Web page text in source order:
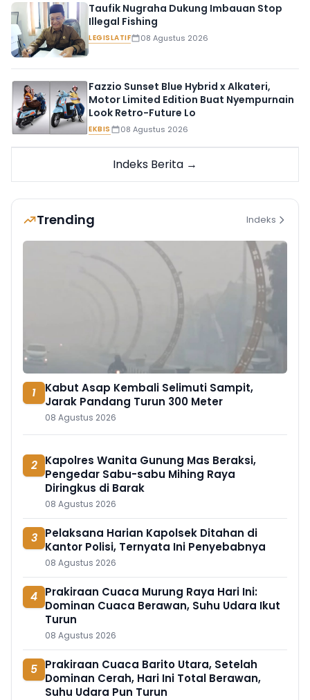
Taufik Nugraha Dukung Imbauan Stop
Illegal Fishing
LEGISLATIF 08 Agustus 2026
Fazzio Sunset Blue Hybrid x Alkateri,
Motor Limited Edition Buat Nyempurnain
Look Retro-Future Lo
EKBIS 08 Agustus 2026
Indeks Berita →
Trending Indeks
1
Kabut Asap Kembali Selimuti Sampit,
Jarak Pandang Turun 300 Meter
08 Agustus 2026
2 Kapolres Wanita Gunung Mas Beraksi,
Pengedar Sabu-sabu Mihing Raya
Diringkus di Barak
08 Agustus 2026
3 Pelaksana Harian Kapolsek Ditahan di
Kantor Polisi, Ternyata Ini Penyebabnya
08 Agustus 2026
4 Prakiraan Cuaca Murung Raya Hari Ini:
Dominan Cuaca Berawan, Suhu Udara Ikut
Turun
08 Agustus 2026
5 Prakiraan Cuaca Barito Utara, Setelah
Dominan Cerah, Hari Ini Total Berawan,
Suhu Udara Pun Turun